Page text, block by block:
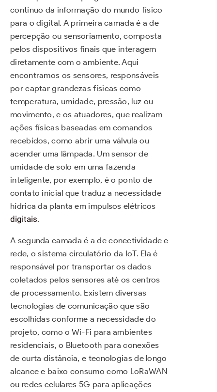
contínuo da informação do mundo físico
para o digital. A primeira camada é a de
percepção ou sensoriamento, composta
pelos dispositivos finais que interagem
diretamente com o ambiente. Aqui
encontramos os sensores, responsáveis
por captar grandezas físicas como
temperatura, umidade, pressão, luz ou
movimento, e os atuadores, que realizam
ações físicas baseadas em comandos
recebidos, como abrir uma válvula ou
acender uma lâmpada. Um sensor de
umidade de solo em uma fazenda
inteligente, por exemplo, é o ponto de
contato inicial que traduz a necessidade
hídrica da planta em impulsos elétricos
digitais.
A segunda camada é a de conectividade e
rede, o sistema circulatório da IoT. Ela é
responsável por transportar os dados
coletados pelos sensores até os centros
de processamento. Existem diversas
tecnologias de comunicação que são
escolhidas conforme a necessidade do
projeto, como o Wi-Fi para ambientes
residenciais, o Bluetooth para conexões
de curta distância, e tecnologias de longo
alcance e baixo consumo como LoRaWAN
ou redes celulares 5G para aplicações